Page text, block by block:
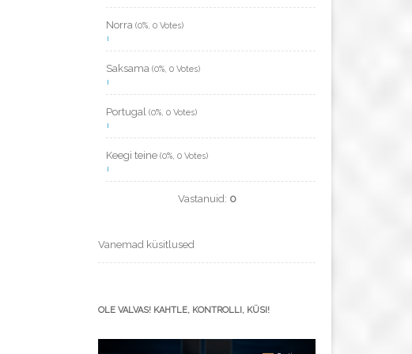
Norra (0%, 0 Votes)
Saksama (0%, 0 Votes)
Portugal (0%, 0 Votes)
Keegi teine (0%, 0 Votes)
Vastanuid: 0
Vanemad küsitlused
OLE VALVAS! KAHTLE, KONTROLLI, KÜSI!